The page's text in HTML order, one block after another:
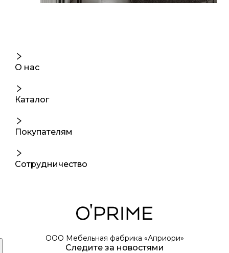
О нас
Каталог
Покупателям
Сотрудничество
ООО Мебельная фабрика «Априори»
Следите за новостями